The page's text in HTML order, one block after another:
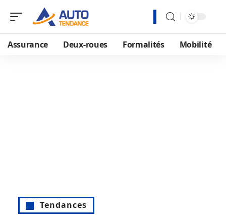
Assurance Deux-roues Formalités Mobilité
Tendances